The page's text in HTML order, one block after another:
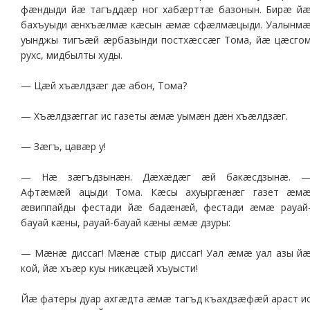
фæндыди йæ тагъддæр ног хабæрттæ базонын. Бирæ
бахъуыди æнхъæлмæ кæсын æмæ сфæлмæцыди.
уынджы тигъæй æрбазынди постхæссæг Тома, йæ
рухс, мидбылты худы.
— Цæй хъæлдзæг дæ абон, Тома?
— Хъæлдзæггаг ис газеты æмæ уымæн дæн хъæлдзæг.
— Зæгъ, цавæр у!
— Нæ зæгъдзынæн. Дæхæдæг æй бакæсдзынæ.
Афтæмæй ацыди Тома. Кæсы ахуыргæнæг газет
æвиппайды фестади йæ бадæнæй, фестади æмæ
бауай кæны, рауай-бауай кæны æмæ дзуры:
— Мæнæ диссаг! Мæнæ стыр диссаг! Уал æмæ уал азы
кой, йæ хъæр куы никæцæй хъуысти!
Йæ фатеры дуар ахгæдта æмæ тагъд къахдзæфæй араст